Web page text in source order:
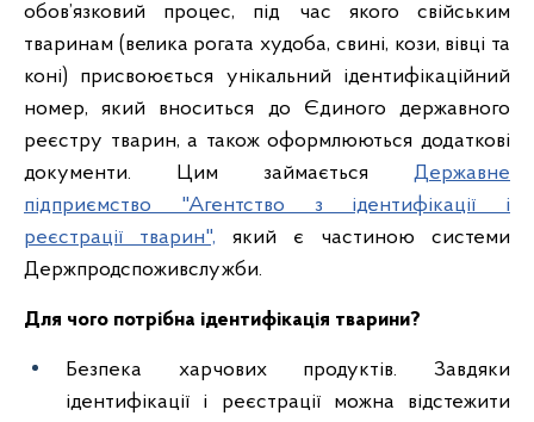
обов’язковий процес, під час якого свійським
тваринам (велика рогата худоба, свині, кози, вівці та
коні) присвоюється унікальний ідентифікаційний
номер, який вноситься до Єдиного державного
реєстру тварин, а також оформлюються додаткові
документи. Цим займається Державне
підприємство "Агентство з ідентифікації і
реєстрації тварин", який є частиною системи
Держпродспоживслужби.
Для чого потрібна ідентифікація тварини?
Безпека харчових продуктів. Завдяки
ідентифікації і реєстрації можна відстежити